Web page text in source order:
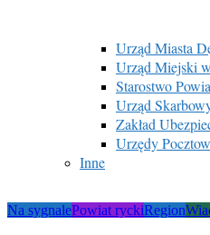
Urząd Miasta
Urząd Miejski
Starostwo
Urząd
Zakład
Urzędy
Inne
Na sygnalePowiat ryckiRegion